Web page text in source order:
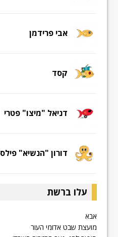
אבי פרידמן
קסד
דניאל "מיצו" פטרי
דורון "הנשיא" פילס
עלו ברשת
אבא
מועצת שבט אדומי העור